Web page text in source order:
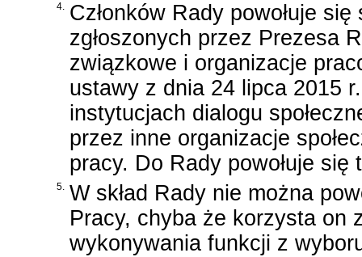
4. Członków Rady powołuje
zgłoszonych przez Prezesa
związkowe i organizacje
ustawy z dnia 24 lipca 2015
instytucjach dialogu
przez inne organizacje
pracy. Do Rady powołuje
5. W skład Rady nie można
Pracy, chyba że korzysta on
wykonywania funkcji z